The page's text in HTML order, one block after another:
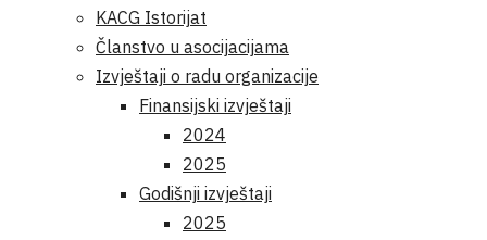
KACG Istorijat
Članstvo u asocijacijama
Izvještaji o radu organizacije
Finansijski izvještaji
2024
2025
Godišnji izvještaji
2025